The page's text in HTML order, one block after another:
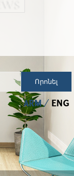
Որոնել
ARM ENG